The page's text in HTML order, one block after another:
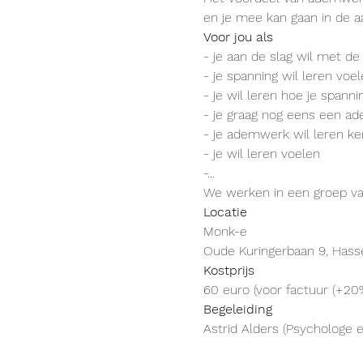
en je mee kan gaan in de
Voor jou als
- je aan de slag wil met
- je spanning wil leren
- je wil leren hoe je
- je graag nog eens een
- je ademwerk wil leren
- je wil leren voelen
-...
We werken in een groep
Locatie
Monk-e
Oude Kuringerbaan 9,
Kostprijs
60 euro (voor factuur
Begeleiding
Astrid Alders (Psychologe